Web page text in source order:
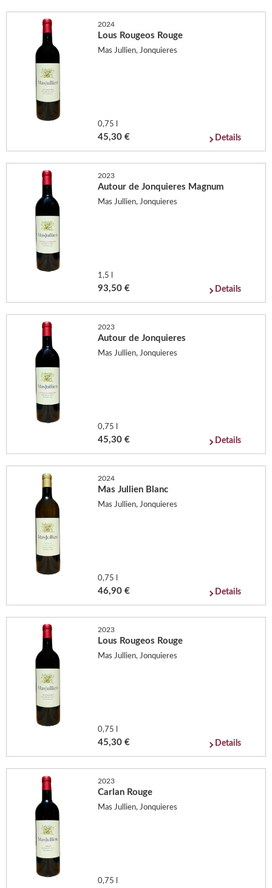
2024
Lous Rougeos Rouge
Mas Jullien, Jonquieres
0,75 l
45,30 € Details
2023
Autour de Jonquieres Magnum
Mas Jullien, Jonquieres
1,5 l
93,50 € Details
2023
Autour de Jonquieres
Mas Jullien, Jonquieres
0,75 l
45,30 € Details
2024
Mas Jullien Blanc
Mas Jullien, Jonquieres
0,75 l
46,90 € Details
2023
Lous Rougeos Rouge
Mas Jullien, Jonquieres
0,75 l
45,30 € Details
2023
Carlan Rouge
Mas Jullien, Jonquieres
0,75 l